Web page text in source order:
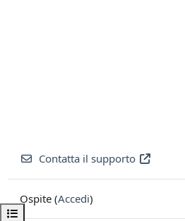
Apri indice del corso
Contatta il supporto
Ospite (Accedi)